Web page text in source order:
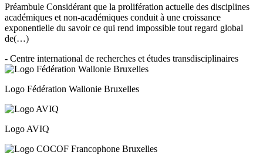
Préambule Considérant que la prolifération actuelle des disciplines
académiques et non-académiques conduit à une croissance
exponentielle du savoir ce qui rend impossible tout regard global
de(…)
- Centre international de recherches et études transdisciplinaires
Logo Fédération Wallonie Bruxelles
Logo AVIQ